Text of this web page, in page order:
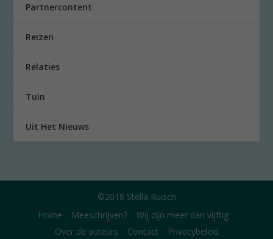
Partnercontent
Reizen
Relaties
Tuin
Uit Het Nieuws
©2018 Stella Ruisch
Home
Meeschrijven?
Wij zijn meer dan vijftig
Over de auteurs
Contact Privacybeleid